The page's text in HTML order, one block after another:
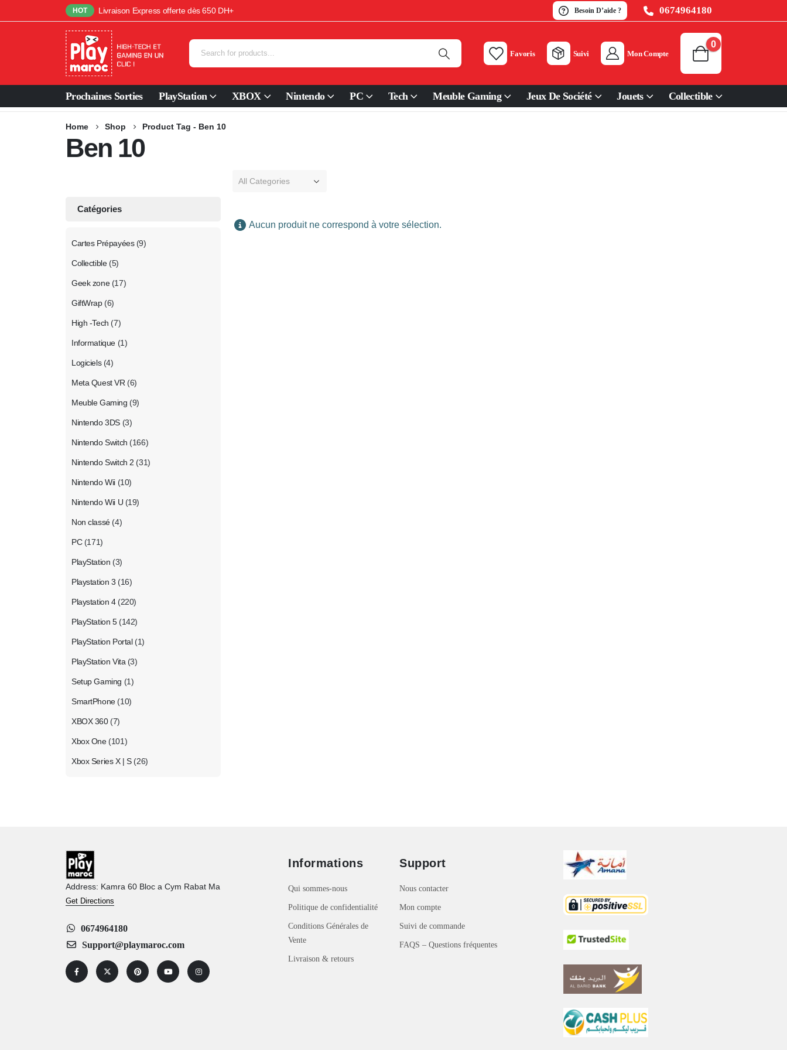
HOT Livraison Express offerte dès 650 DH+ Besoin D’aide ? 0674964180
Favoris Suivi Mon Compte
0
Prochaines Sorties PlayStation XBOX Nintendo PC Tech Meuble Gaming Jeux De Société Jouets Collectible
Home Shop Product Tag - Ben 10
Ben 10
All Categories
Aucun produit ne correspond à votre sélection.
Catégories
Cartes Prépayées (9)
Collectible (5)
Geek zone (17)
GiftWrap (6)
High -Tech (7)
Informatique (1)
Logiciels (4)
Meta Quest VR (6)
Meuble Gaming (9)
Nintendo 3DS (3)
Nintendo Switch (166)
Nintendo Switch 2 (31)
Nintendo Wii (10)
Nintendo Wii U (19)
Non classé (4)
PC (171)
PlayStation (3)
Playstation 3 (16)
Playstation 4 (220)
PlayStation 5 (142)
PlayStation Portal (1)
PlayStation Vita (3)
Setup Gaming (1)
SmartPhone (10)
XBOX 360 (7)
Xbox One (101)
Xbox Series X | S (26)
Address: Kamra 60 Bloc a Cym Rabat Ma
Get Directions
0674964180
Support@playmaroc.com
Informations
Qui sommes-nous
Politique de confidentialité
Conditions Générales de
Vente
Livraison & retours
Support
Nous contacter
Mon compte
Suivi de commande
FAQS – Questions fréquentes